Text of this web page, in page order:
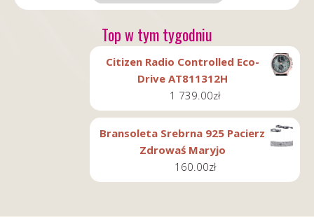
Top w tym tygodniu
Citizen Radio Controlled Eco-
Drive AT811312H
1 739.00zł
Bransoleta Srebrna 925 Pacierz
Zdrowaś Maryjo
160.00zł